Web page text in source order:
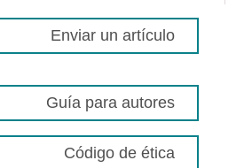
Enviar un artículo
Guía para autores
Código de ética